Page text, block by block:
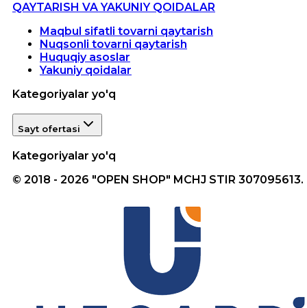
QAYTARISH VA YAKUNIY QOIDALAR
Maqbul sifatli tovarni qaytarish
Nuqsonli tovarni qaytarish
Huquqiy asoslar
Yakuniy qoidalar
Kategoriyalar yo'q
Sayt ofertasi
Kategoriyalar yo'q
© 2018 - 2026 "OPEN SHOP" MCHJ STIR 307095613.